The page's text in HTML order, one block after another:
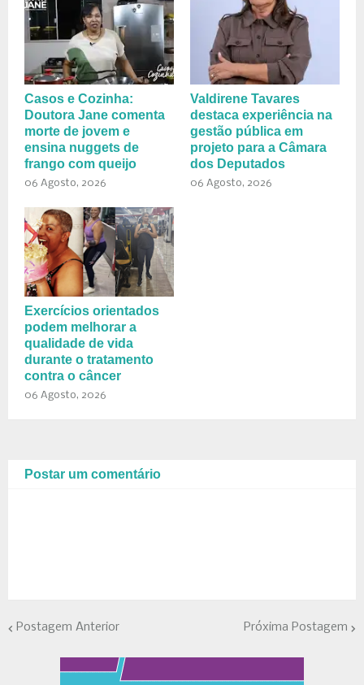
Casos e Cozinha:
Doutora Jane comenta
morte de jovem e
ensina nuggets de
frango com queijo
06 Agosto, 2026
Valdirene Tavares
destaca experiência na
gestão pública em
projeto para a Câmara
dos Deputados
06 Agosto, 2026
Exercícios orientados
podem melhorar a
qualidade de vida
durante o tratamento
contra o câncer
06 Agosto, 2026
Postar um comentário
Postagem Anterior Próxima Postagem